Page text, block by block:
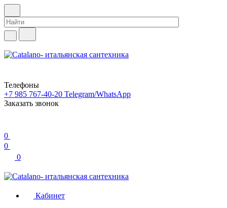
Телефоны
+7 985 767-40-20 Telegram/WhatsApp
Заказать звонок
0
0
0
Кабинет